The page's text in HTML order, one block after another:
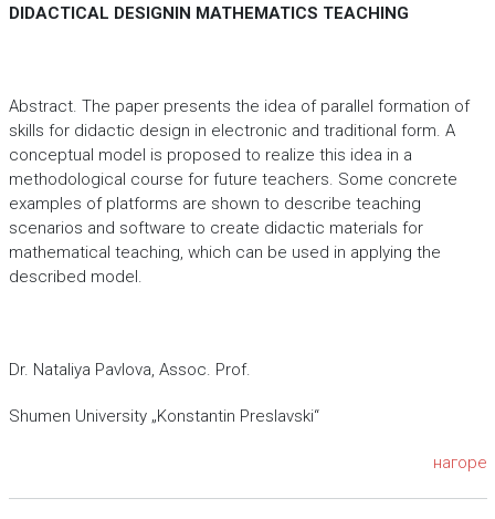
DIDACTICAL DESIGNIN MATHEMATICS TEACHING
Abstract. The paper presents the idea of parallel formation of
skills for didactic design in electronic and traditional form. A
conceptual model is proposed to realize this idea in a
methodological course for future teachers. Some concrete
examples of platforms are shown to describe teaching
scenarios and software to create didactic materials for
mathematical teaching, which can be used in applying the
described model.
Dr. Nataliya Pavlova, Assoc. Prof.
Shumen University „Konstantin Preslavski“
нагоре